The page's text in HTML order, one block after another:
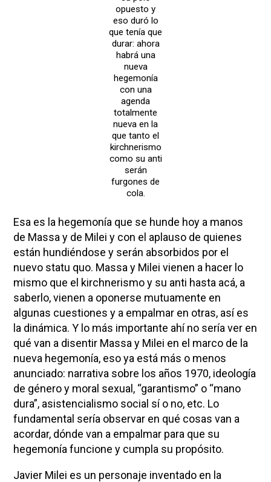
opuesto y
eso duró lo
que tenía que
durar: ahora
habrá una
nueva
hegemonía
con una
agenda
totalmente
nueva en la
que tanto el
kirchnerismo
como su anti
serán
furgones de
cola.
Esa es la hegemonía que se hunde hoy a manos
de Massa y de Milei y con el aplauso de quienes
están hundiéndose y serán absorbidos por el
nuevo statu quo. Massa y Milei vienen a hacer lo
mismo que el kirchnerismo y su anti hasta acá, a
saberlo, vienen a oponerse mutuamente en
algunas cuestiones y a empalmar en otras, así es
la dinámica. Y lo más importante ahí no sería ver en
qué van a disentir Massa y Milei en el marco de la
nueva hegemonía, eso ya está más o menos
anunciado: narrativa sobre los años 1970, ideología
de género y moral sexual, “garantismo” o “mano
dura”, asistencialismo social sí o no, etc. Lo
fundamental sería observar en qué cosas van a
acordar, dónde van a empalmar para que su
hegemonía funcione y cumpla su propósito.
Javier Milei es un personaje inventado en la